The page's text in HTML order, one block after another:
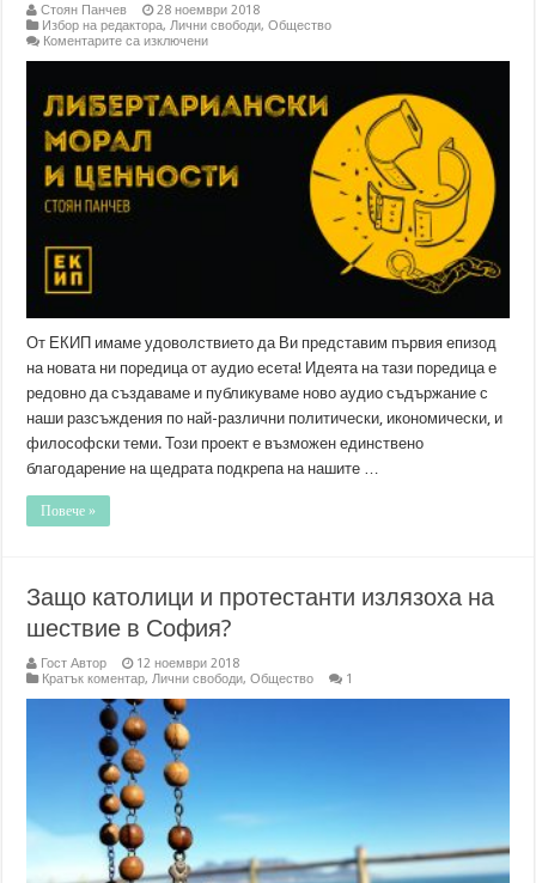
Стоян Панчев
28 ноември 2018
Избор на редактора,Лични свободи,Общество
Коментарите са изключениза
ценности
(аудио
От ЕКИП имаме удоволствието да Ви представим първия епизод
на новата ни поредица от аудио есета! Идеята на тази поредица е
редовно да създаваме и публикуваме ново аудио съдържание с
наши разсъждения по най-различни политически, икономически, и
философски теми. Този проект е възможен единствено
благодарение на щедрата подкрепа на нашите …
Повече »
Защо католици и протестанти излязоха на
шествие в София?
Гост Автор
12 ноември 2018
Кратък коментар,Лични свободи,Общество 1